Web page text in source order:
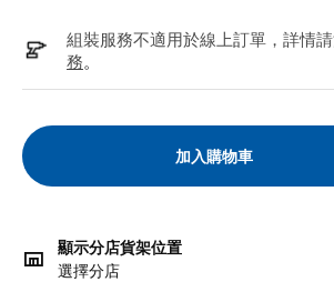
組裝服務不適用於線上訂單，詳情
務。
加入購物車
顯示分店貨架位置
選擇分店